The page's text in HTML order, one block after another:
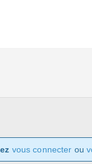
vous connecter ou